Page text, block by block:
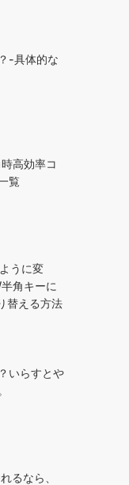
-具体的な
高効率コ
覧
うに変
角キーに
替える方法
いらすとや
るなら、